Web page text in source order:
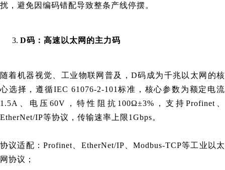
扰，避免因编码错配导致整条产线停摆。
D码：高速以太网的主力码
随着机器视觉、工业物联网普及，D码成为千兆以太网的核
心选择，遵循IEC 61076-2-101标准，核心参数为额定电流
1.5A、电压60V，特性阻抗100Ω±3%，支持Profinet、
EtherNet/IP等协议，传输速率上限1Gbps。
协议适配：Profinet、EtherNet/IP、Modbus-TCP等工业以太
网协议；